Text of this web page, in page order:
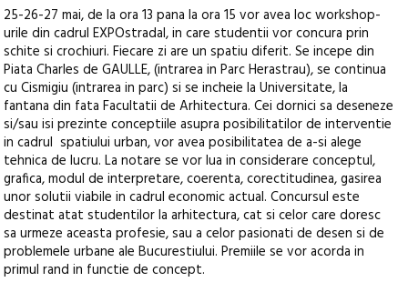
25-26-27 mai, de la ora 13 pana la ora 15 vor avea loc workshop-
urile din cadrul EXPOstradal, in care studentii vor concura prin
schite si crochiuri. Fiecare zi are un spatiu diferit. Se incepe din
Piata Charles de GAULLE, (intrarea in Parc Herastrau), se continua
cu Cismigiu (intrarea in parc) si se incheie la Universitate, la
fantana din fata Facultatii de Arhitectura. Cei dornici sa deseneze
si/sau isi prezinte conceptiile asupra posibilitatilor de interventie
in cadrul spatiului urban, vor avea posibilitatea de a-si alege
tehnica de lucru. La notare se vor lua in considerare conceptul,
grafica, modul de interpretare, coerenta, corectitudinea, gasirea
unor solutii viabile in cadrul economic actual. Concursul este
destinat atat studentilor la arhitectura, cat si celor care doresc
sa urmeze aceasta profesie, sau a celor pasionati de desen si de
problemele urbane ale Bucurestiului. Premiile se vor acorda in
primul rand in functie de concept.